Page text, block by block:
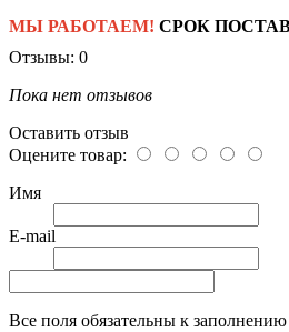
МЫ РАБОТАЕМ! СРОК
Отзывы: 0
Пока нет отзывов
Оставить отзыв
Оцените товар:
Имя
E-mail
Все поля обязательны к заполнению